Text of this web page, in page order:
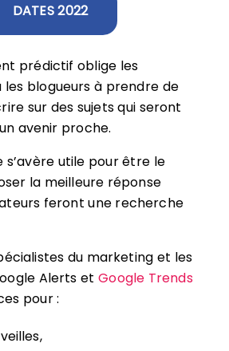
DATES 2022
prédictif oblige les
blogueurs à prendre de
sur des sujets qui seront
avenir proche.
utile pour être le
la meilleure réponse
feront une recherche
du marketing et les
Alerts etGoogle Trends
pour :